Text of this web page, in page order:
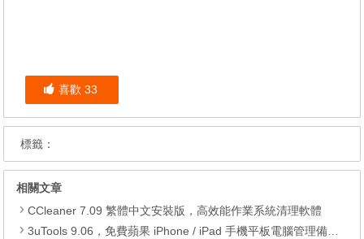
喜歡 33
標籤：
相關文章
CCleaner 7.09 繁體中文安裝版，高效能作業系統清理軟體
3uTools 9.06，免費蘋果 iPhone / iPad 手機平板電腦管理備份還原軟體